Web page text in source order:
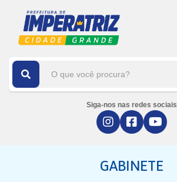
Siga-nos nas redes sociais
GABINETE